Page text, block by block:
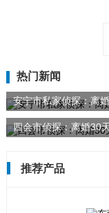
热门新闻
安宁市私家侦探：离
四会市侦探：离婚30
推荐产品